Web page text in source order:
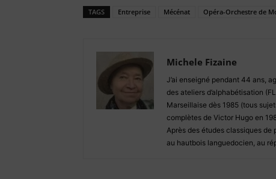
TAGS Entreprise Mécénat Opéra-Orchestre de
Michele Fizaine
J’ai enseigné pendant 44 ans,
des ateliers d’alphabétisation
Marseillaise dès 1985 (tous
complètes de Victor Hugo en
Après des études classiques de
au hautbois languedocien, au